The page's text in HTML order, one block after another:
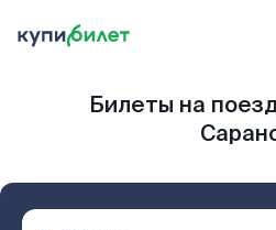
Билеты на